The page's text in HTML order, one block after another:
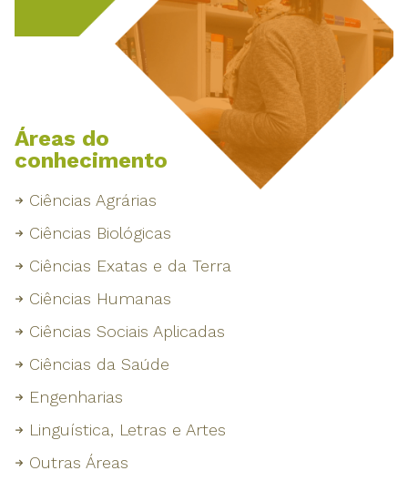
Áreas do
conhecimento
Ciências Agrárias
Ciências Biológicas
Ciências Exatas e da Terra
Ciências Humanas
Ciências Sociais Aplicadas
Ciências da Saúde
Engenharias
Linguística, Letras e Artes
Outras Áreas